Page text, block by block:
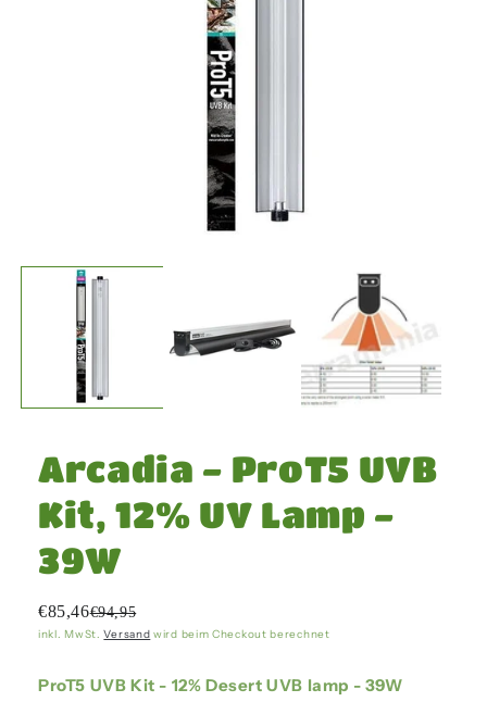
1
Arcadia - ProT5 UVB
Kit, 12% UV Lamp -
39W
€85,46€94,95
inkl. MwSt.Versand wird beim Checkout berechnet
ProT5 UVB Kit - 12% Desert UVB lamp - 39W